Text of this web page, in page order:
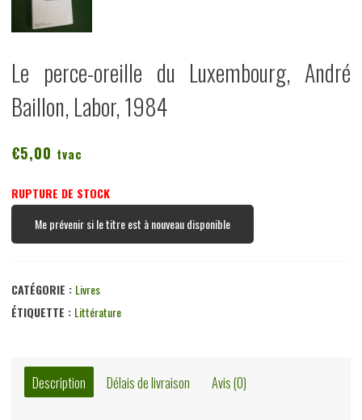
Le perce-oreille du Luxembourg, André
Baillon, Labor, 1984
€5,00 tvac
RUPTURE DE STOCK
Me prévenir si le titre est à nouveau disponible
CATÉGORIE : Livres
ÉTIQUETTE : Littérature
Description Délais de livraison Avis (0)